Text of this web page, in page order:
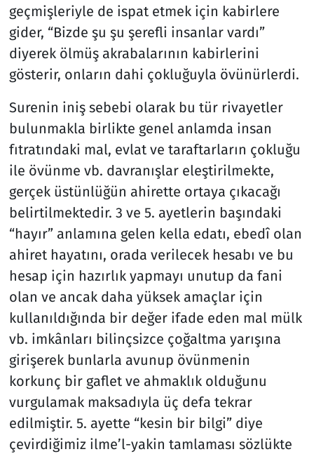
geçmişleriyle de ispat etmek için kabirlere
gider, “Bizde şu şu şerefli insanlar vardı”
diyerek ölmüş akrabalarının kabirlerini
gösterir, onların dahi çokluğuyla övünürlerdi.
Surenin iniş sebebi olarak bu tür rivayetler
bulunmakla birlikte genel anlamda insan
fıtratındaki mal, evlat ve taraftarların çokluğu
ile övünme vb. davranışlar eleştirilmekte,
gerçek üstünlüğün ahirette ortaya çıkacağı
belirtilmektedir. 3 ve 5. ayetlerin başındaki
“hayır” anlamına gelen kella edatı, ebedî olan
ahiret hayatını, orada verilecek hesabı ve bu
hesap için hazırlık yapmayı unutup da fani
olan ve ancak daha yüksek amaçlar için
kullanıldığında bir değer ifade eden mal mülk
vb. imkânları bilinçsizce çoğaltma yarışına
girişerek bunlarla avunup övünmenin
korkunç bir gaflet ve ahmaklık olduğunu
vurgulamak maksadıyla üç defa tekrar
edilmiştir. 5. ayette “kesin bir bilgi” diye
çevirdiğimiz ilme’l-yakin tamlaması sözlükte